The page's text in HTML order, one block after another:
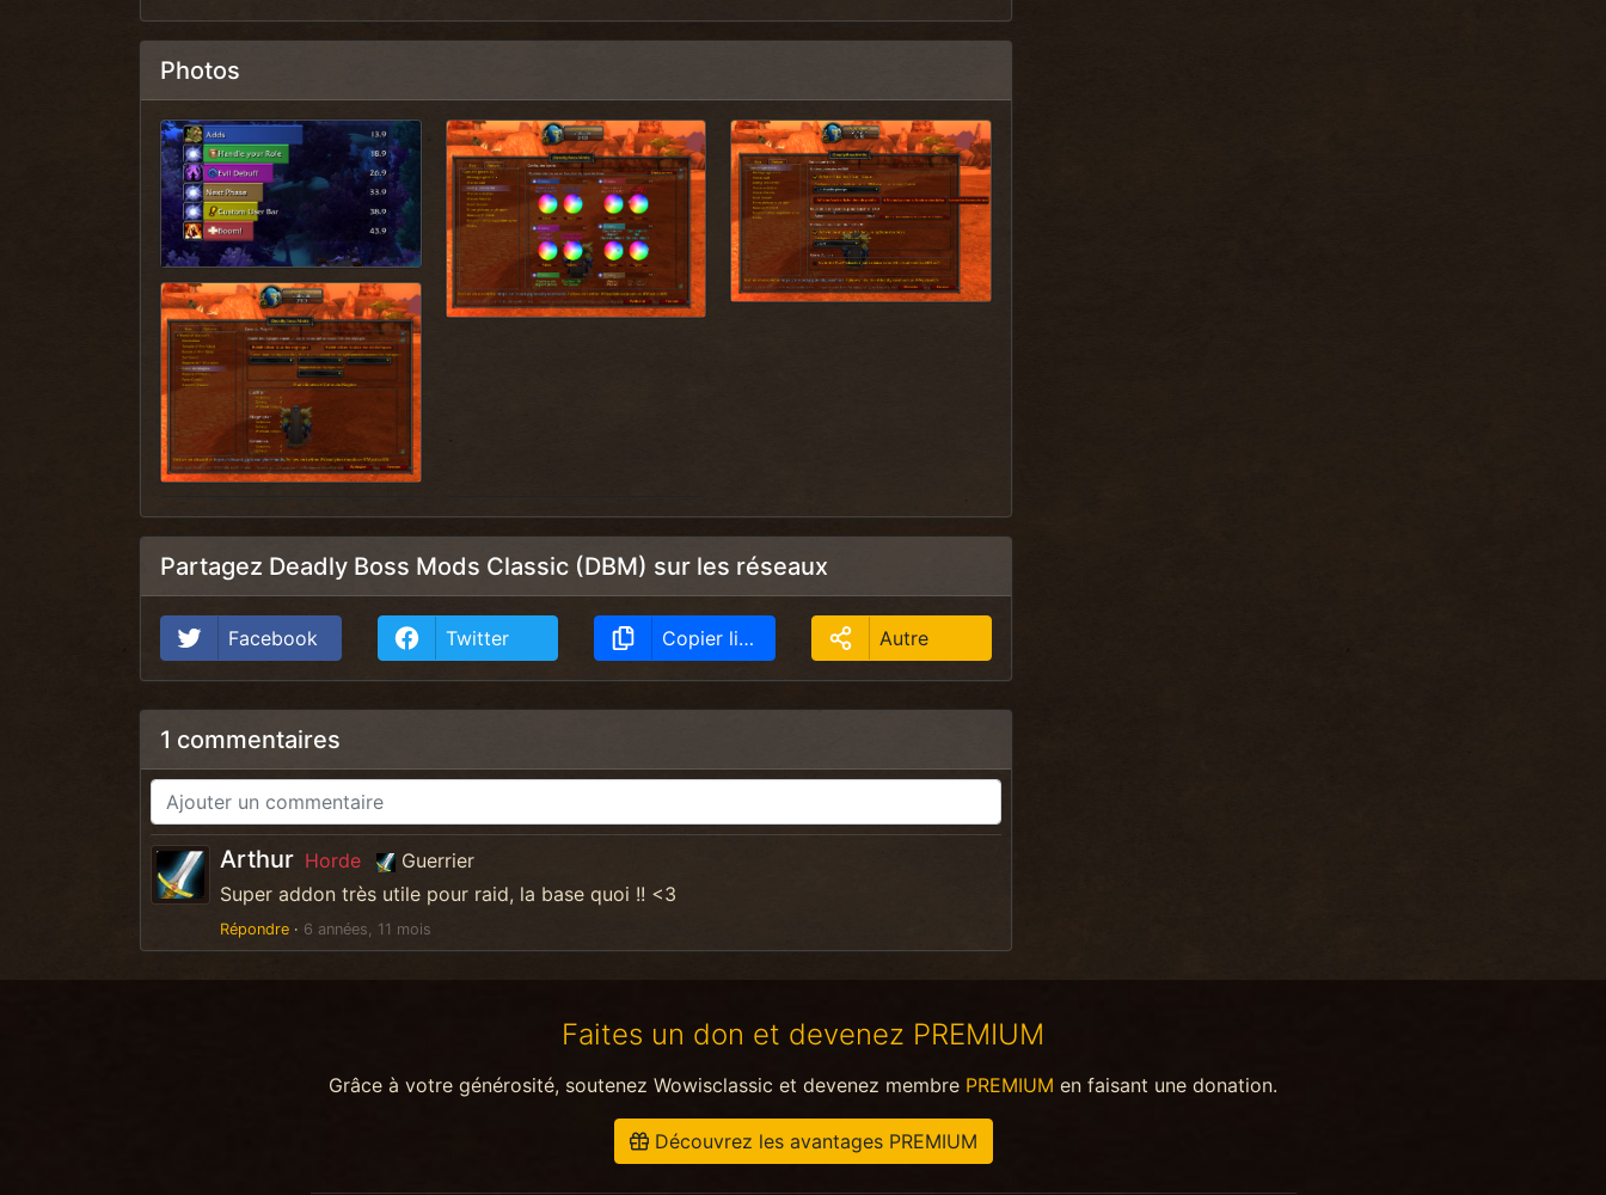
Photos
Partagez Deadly Boss Mods Classic (DBM) sur les réseaux
Facebook Twitter Copier lien Autre
1 commentaires
Arthur Horde
Guerrier
Super addon très utile pour raid, la base quoi !! <3
Répondre · 6 années, 11 mois
Faites un don et devenez PREMIUM
Grâce à votre générosité, soutenez Wowisclassic et devenez membre PREMIUM en faisant une donation.
Découvrez les avantages PREMIUM